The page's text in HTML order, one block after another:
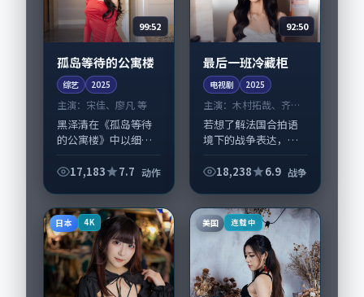
99:52
孤岛等待的公寓楼
综艺 2025
主演： 宋佳、廖凡 等
黑泽清在《孤岛等待
的公寓楼》中以细腻
力，宋佳、廖凡领衔
英国完成制作协同，
2025-09-0...
17,183 7.7 动作
92:50
最后一班冷藏柜
电视剧 2025
主演：木村拓哉、齐溪
等
若想了解法国合拍语
境下的战争表达，
值得关注：剧情侧重
齐溪与配角群戏并
重。影片2025年面
18,238 6.9 战争
日本 4K 美国 连载中